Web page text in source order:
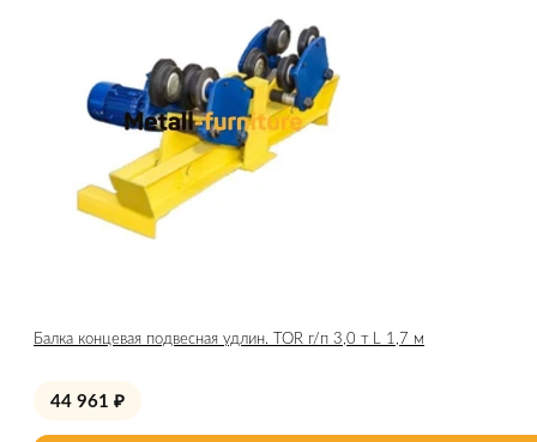
Балка концевая подвесная удлин. TOR г/п 3,0 т L 1,7 м
44 961 ₽